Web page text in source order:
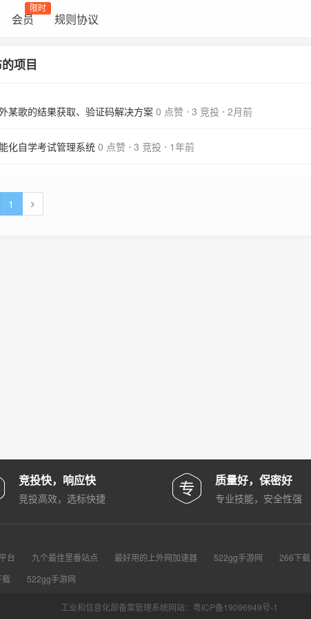
会员
限时
规则协议
项目
某歌的结果获取、验证码解决方案 0 点赞 ⋅ 3 竞投 ⋅ 2月前
化自学考试管理系统 0 点赞 ⋅ 3 竞投 ⋅ 1年前
1
竞投快，响应快
竞投高效，选标快捷
质量好，保密好
专业技能，安全性强
台 九个最佳里番站点 最好用的上外网加速器 522gg手游网 266下载
载 522gg手游网
工业和信息化部备案管理系统网站：粤ICP备19096949号-1